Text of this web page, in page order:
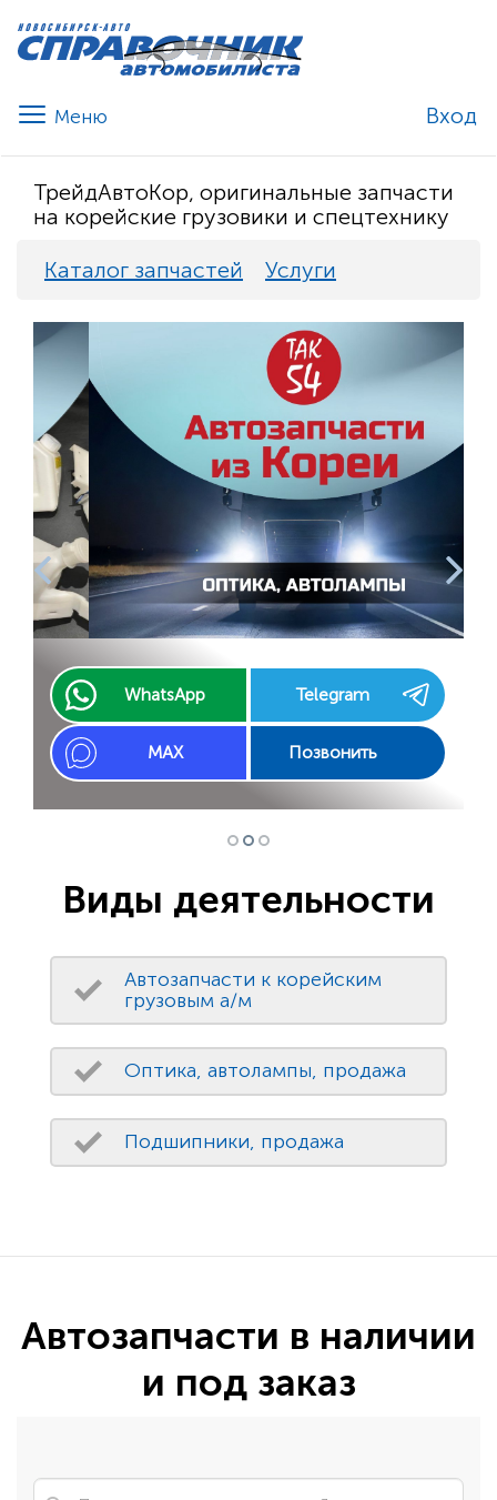
Вход
ТрейдАвтоКор, оригинальные запчасти
на корейские грузовики и спецтехнику
Каталог запчастей
Услуги
WhatsApp Telegram
MAX Позвонить
Previous
Виды деятельности
Автозапчасти к корейским
грузовым а/м
Оптика, автолампы, продажа
Подшипники, продажа
Автозапчасти в наличии
и под заказ